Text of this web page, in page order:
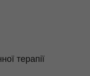
терапії